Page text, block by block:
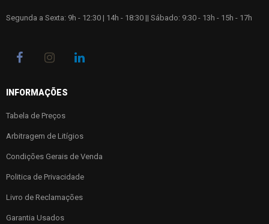
Segunda a Sexta: 9h - 12:30 | 14h - 18:30 || Sábado: 9:30 - 13h - 15h - 17h
INFORMAÇÕES
Tabela de Preços
Arbitragem de Litígios
Condições Gerais de Venda
Politica de Privacidade
Livro de Reclamações
Garantia Usados